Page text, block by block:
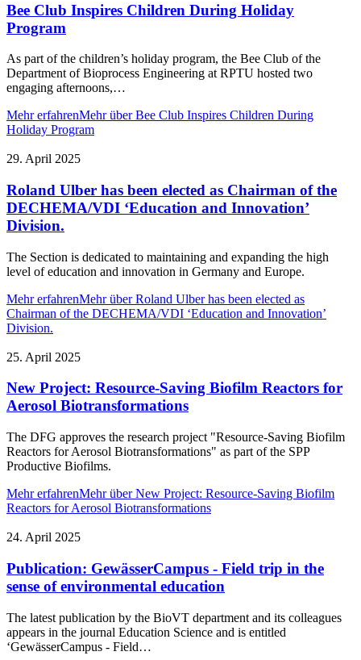
Bee Club Inspires Children During Holiday
Program
As part of the children’s holiday program, the Bee Club of the
Department of Bioprocess Engineering at RPTU hosted two
engaging afternoons,…
Mehr erfahrenMehr über Bee Club Inspires Children During
Holiday Program
29. April 2025
Roland Ulber has been elected as Chairman of the
DECHEMA/VDI ‘Education and Innovation’
Division.
The Section is dedicated to maintaining and expanding the high
level of education and innovation in Germany and Europe.
Mehr erfahrenMehr über Roland Ulber has been elected as
Chairman of the DECHEMA/VDI ‘Education and Innovation’
Division.
25. April 2025
New Project: Resource-Saving Biofilm Reactors for
Aerosol Biotransformations
The DFG approves the research project "Resource-Saving Biofilm
Reactors for Aerosol Biotransformations" as part of the SPP
Productive Biofilms.
Mehr erfahrenMehr über New Project: Resource-Saving Biofilm
Reactors for Aerosol Biotransformations
24. April 2025
Publication: GewässerCampus - Field trip in the
sense of environmental education
The latest publication by the BioVT department and its colleagues
appears in the journal Education Science and is entitled
‘GewässerCampus - Field…